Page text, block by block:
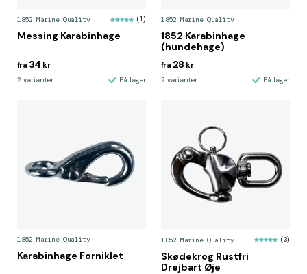
1852 Marine Quality (1)
Messing Karabinhage
fra 34 kr
2 varianter På lager
1852 Marine Quality
1852 Karabinhage
(hundehage)
fra 28 kr
2 varianter På lager
1852 Marine Quality
Karabinhage Forniklet
1852 Marine Quality (3)
Skødekrog Rustfri
Drejbart Øje